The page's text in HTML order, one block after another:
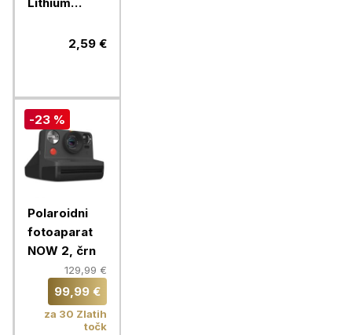
CR2016 1/1
2,59 €
-23 %
Polaroidni
fotoaparat
NOW 2, črn
129,99 €
99,99 €
za 30 Zlatih
točk